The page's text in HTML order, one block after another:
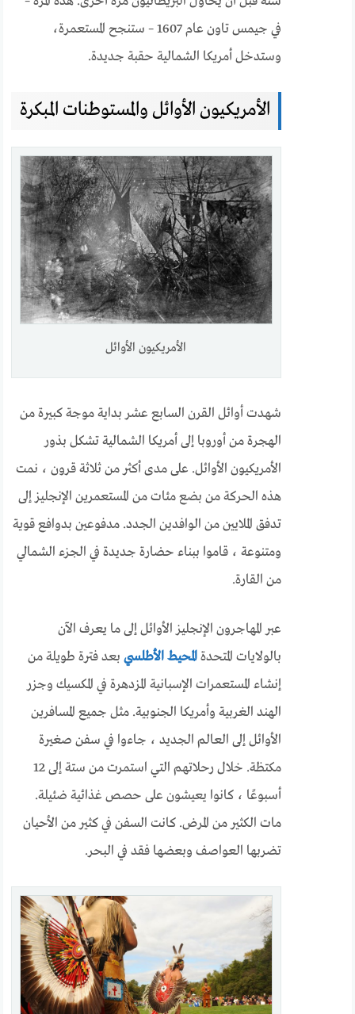
في جيمس تاون عام 1607 – ستنجح المستعمرة،
وستدخل أمريكا الشمالية حقبة جديدة.
الأمريكيون الأوائل والمستوطنات المبكرة
الأمريكيون الأوائل
شهدت أوائل القرن السابع عشر بداية موجة كبيرة من
الهجرة من أوروبا إلى أمريكا الشمالية تشكل بذور
الأمريكيون الأوائل. على مدى أكثر من ثلاثة قرون ، نمت
هذه الحركة من بضع مئات من المستعمرين الإنجليز إلى
تدفق الملايين من الوافدين الجدد. مدفوعين بدوافع قوية
ومتنوعة ، قاموا ببناء حضارة جديدة في الجزء الشمالي
من القارة.
عبر المهاجرون الإنجليز الأوائل إلى ما يعرف الآن
بالولايات المتحدةالمحيط الأطلسي بعد فترة طويلة من
إنشاء المستعمرات الإسبانية المزدهرة في المكسيك وجزر
الهند الغربية وأمريكا الجنوبية. مثل جميع المسافرين
الأوائل إلى العالم الجديد ، جاءوا في سفن صغيرة
مكتظة. خلال رحلاتهم التي استمرت من ستة إلى 12
أسبوعًا ، كانوا يعيشون على حصص غذائية ضئيلة.
مات الكثير من المرض. كانت السفن في كثير من الأحيان
تضربها العواصف وبعضها فقد في البحر.